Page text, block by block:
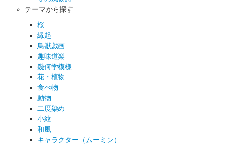
テーマから探す
桜
縁起
鳥獣戯画
趣味道楽
幾何学模様
花・植物
食べ物
動物
二度染め
小紋
和風
キャラクター（ムーミン）